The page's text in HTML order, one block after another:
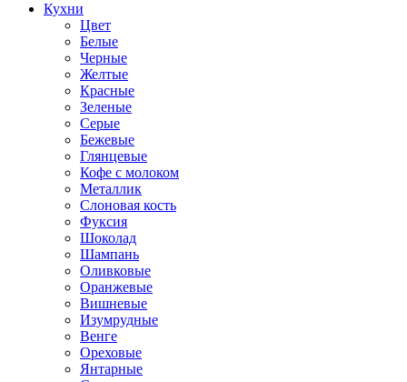
Кухни
Цвет
Белые
Черные
Желтые
Красные
Зеленые
Серые
Бежевые
Глянцевые
Кофе с молоком
Металлик
Слоновая кость
Фуксия
Шоколад
Шампань
Оливковые
Оранжевые
Вишневые
Изумрудные
Венге
Ореховые
Янтарные